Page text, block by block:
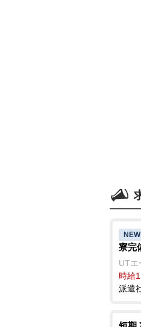
NEW
寮完
UTエ
時給
派遣